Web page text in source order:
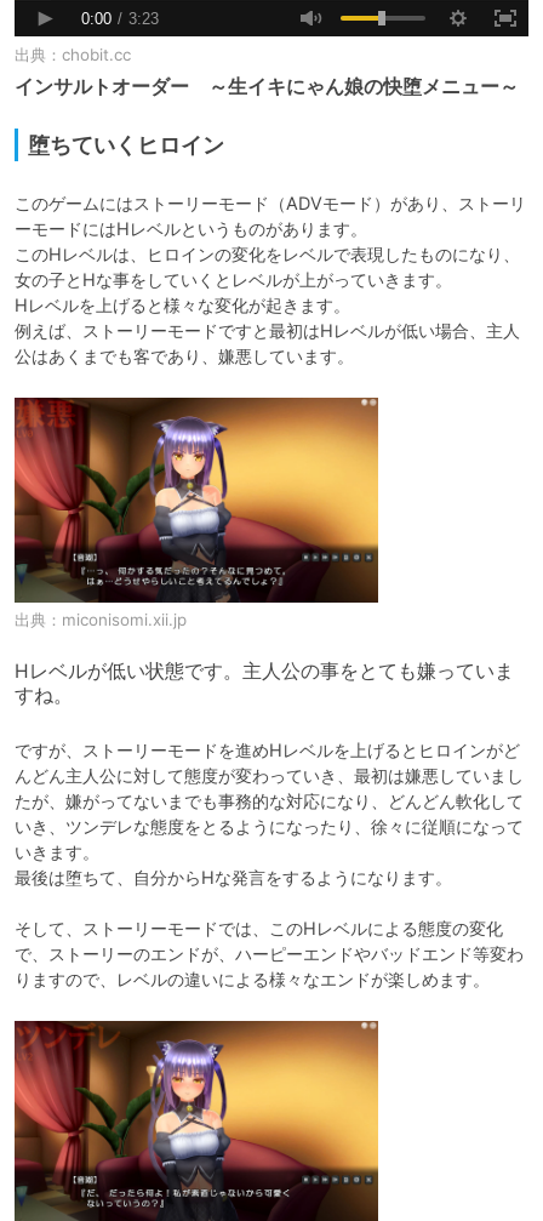
出典： chobit.cc
インサルトオーダー ～生イキにゃん娘の快堕メニュー～
堕ちていくヒロイン
このゲームにはストーリーモード（ADVモード）があり、ストーリ
ーモードにはHレベルというものがあります。
このHレベルは、ヒロインの変化をレベルで表現したものになり、
女の子とHな事をしていくとレベルが上がっていきます。
Hレベルを上げると様々な変化が起きます。
例えば、ストーリーモードですと最初はHレベルが低い場合、主人
公はあくまでも客であり、嫌悪しています。
出典： miconisomi.xii.jp
Hレベルが低い状態です。主人公の事をとても嫌っていま
すね。
ですが、ストーリーモードを進めHレベルを上げるとヒロインがど
んどん主人公に対して態度が変わっていき、最初は嫌悪していまし
たが、嫌がってないまでも事務的な対応になり、どんどん軟化して
いき、ツンデレな態度をとるようになったり、徐々に従順になって
いきます。
最後は堕ちて、自分からHな発言をするようになります。
そして、ストーリーモードでは、このHレベルによる態度の変化
で、ストーリーのエンドが、ハーピーエンドやバッドエンド等変わ
りますので、レベルの違いによる様々なエンドが楽しめます。